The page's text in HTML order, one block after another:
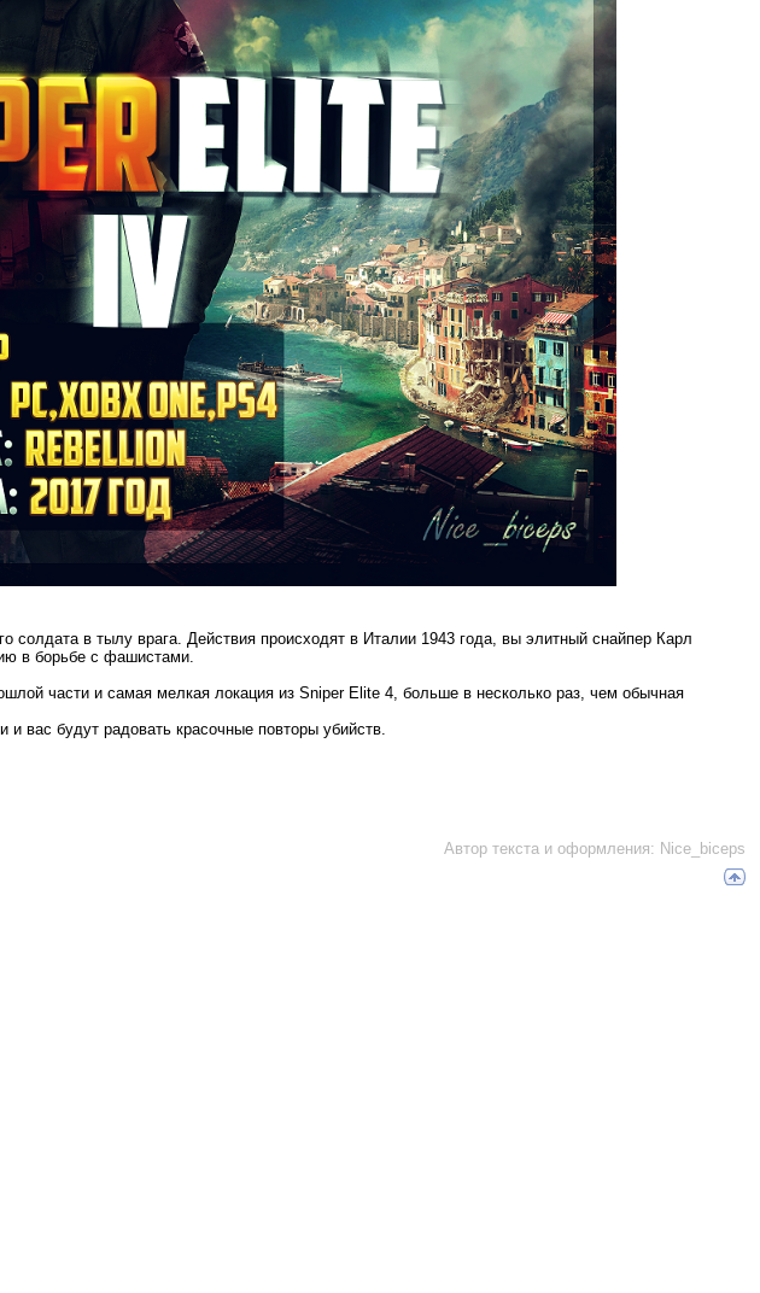
солдата в тылу врага. Действия происходят в Италии 1943 года, вы элитный снайпер Карл
в борьбе с фашистами.
части и самая мелкая локация из Sniper Elite 4, больше в несколько раз, чем обычная
и вас будут радовать красочные повторы убийств.
Автор текста и оформления: Nice_biceps